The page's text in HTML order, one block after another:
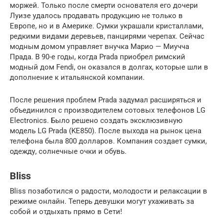
моржей. Только после смерти основателя его дочери
Луизе удалось продавать продукцию не только в
Европе, но и в Америке. Сумки украшали кристаллами,
редкими видами деревьев, панцирями черепах. Сейчас
модным домом управляет внучка Марио — Миучча
Прада. В 90-е годы, когда Prada приобрел римский
модный дом Fendi, он оказался в долгах, которые шли в
дополнение к итальянской компании.
После решения проблем Prada задумал расширяться и
объединился с производителем сотовых телефонов LG
Electronics. Было решено создать эксклюзивную
модель LG Prada (KE850). После выхода на рынок цена
телефона была 800 долларов. Компания создает сумки,
одежду, солнечные очки и обувь.
Bliss
Bliss позаботился о радости, молодости и релаксации в
режиме онлайн. Теперь девушки могут ухаживать за
собой и отдыхать прямо в Сети!